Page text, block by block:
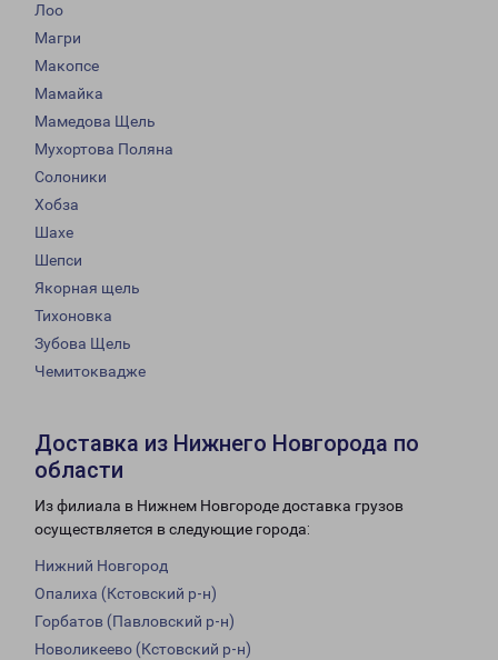
Лоо
Магри
Макопсе
Мамайка
Мамедова Щель
Мухортова Поляна
Солоники
Хобза
Шахе
Шепси
Якорная щель
Тихоновка
Зубова Щель
Чемитоквадже
Доставка из Нижнего Новгорода по
области
Из филиала в Нижнем Новгороде доставка грузов
осуществляется в следующие города:
Нижний Новгород
Опалиха (Кстовский р-н)
Горбатов (Павловский р-н)
Новоликеево (Кстовский р-н)